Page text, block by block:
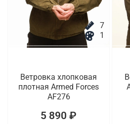
7
1
Ветровка хлопковая
плотная Armed Forces
AF276
5 890 ₽